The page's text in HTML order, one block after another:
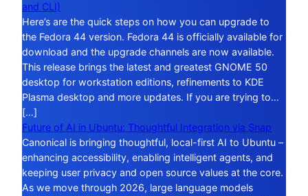
and CLI)
Here’s are the quick steps on how you can upgrade to
the Fedora 44 version. Fedora 44 is officially available for
download and the upgrade channels are now available.
This release brings the latest and greatest GNOME 50
desktop for workstation editions, refinements to KDE
Plasma desktop and more updates. If you are trying to…
[…]
Future of AI in Ubuntu: Thoughtful Integration via Snap
Canonical is bringing thoughtful, local-first AI to Ubuntu –
enhancing accessibility, enabling intelligent agents, and
keeping user privacy and open source values at the core.
As we move through 2026, large language models